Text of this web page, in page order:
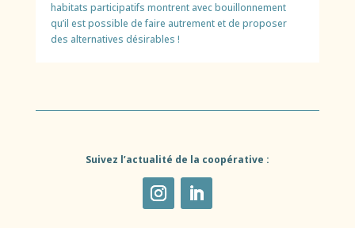
habitats participatifs montrent avec bouillonnement
qu’il est possible de faire autrement et de proposer
des alternatives désirables !
Suivez l’actualité de la coopérative :